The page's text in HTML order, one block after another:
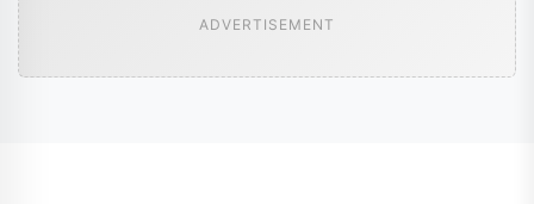
ADVERTISEMENT